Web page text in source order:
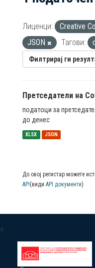
Лиценци: Creative
JSON
Тагови:
Филтрирај ги
Претседатели на
податоци за
до денес
XLSX JSON
До овој регистар можете
API (види API документи)
a